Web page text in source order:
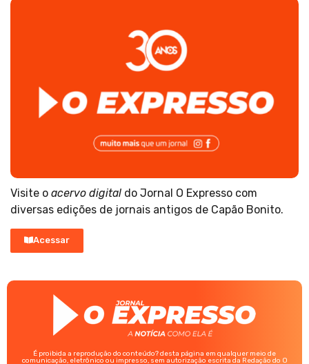
Visite o acervo digital do Jornal O Expresso com
diversas edições de jornais antigos de Capão Bonito.
Acessar
É proibida a reprodução do conteúdo? desta página em qualquer meio de
comunicação, eletrônico ou impresso, sem autorização escrita da Redação do O